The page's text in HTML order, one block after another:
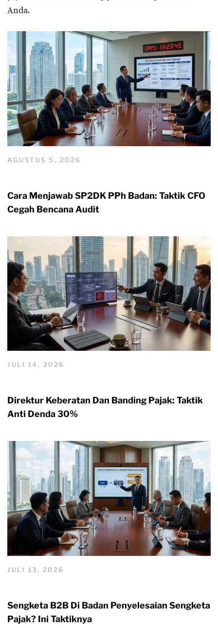
Anda.
AGUSTUS 5, 2026
Cara Menjawab SP2DK PPh Badan: Taktik CFO
Cegah Bencana Audit
JULI 14, 2026
Direktur Keberatan Dan Banding Pajak: Taktik
Anti Denda 30%
JULI 13, 2026
Sengketa B2B Di Badan Penyelesaian Sengketa
Pajak? Ini Taktiknya